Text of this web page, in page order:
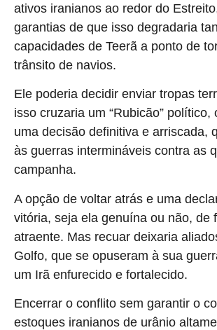
ativos iranianos ao redor do
garantias de que isso degradaria
capacidades de Teerã a ponto de
trânsito de navios.
Ele poderia decidir enviar tropas
isso cruzaria um “Rubicão” político,
uma decisão definitiva e arriscada,
às guerras intermináveis contra as
campanha.
A opção de voltar atrás e uma
vitória, seja ela genuína ou não, de
atraente. Mas recuar deixaria
Golfo, que se opuseram à sua
um Irã enfurecido e fortalecido.
Encerrar o conflito sem garantir o
estoques iranianos de urânio